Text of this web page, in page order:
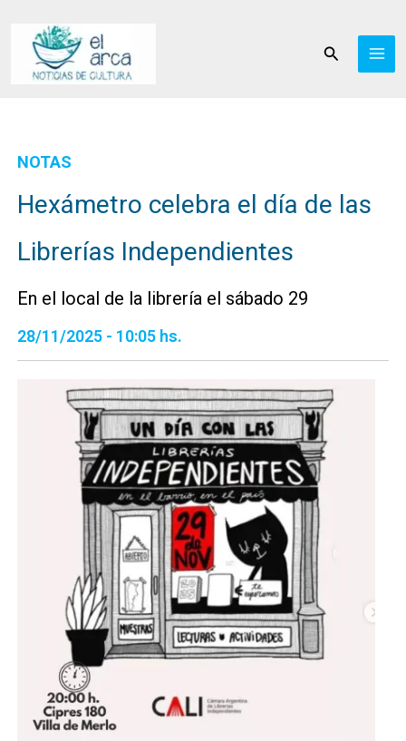
contenido
Buscar
NOTAS
Hexámetro celebra el día de las
Librerías Independientes
En el local de la librería el sábado 29
28/11/2025 - 10:05 hs.